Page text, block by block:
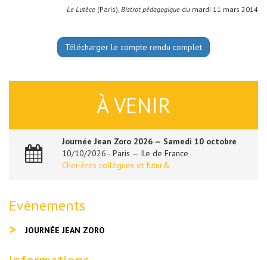
Le Lutèce (Paris), Bistrot pédagogique du mardi 11 mars 2014
Télécharger le compte rendu complet
À VENIR
Journée Jean Zoro 2026 — Samedi 10 octobre
10/10/2026 - Paris — Ile de France
Cher·ères collègues et futur&
Evènements
JOURNÉE JEAN ZORO